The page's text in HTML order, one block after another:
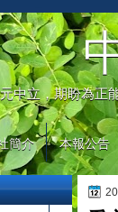
中立，期盼為正
簡介 本報公告